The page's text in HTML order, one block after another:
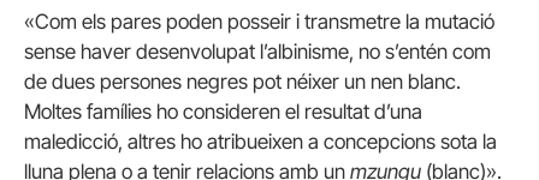
«Com els pares poden posseir i transmetre la mutació
sense haver desenvolupat l’albinisme, no s’entén com
de dues persones negres pot néixer un nen blanc.
Moltes famílies ho consideren el resultat d’una
maledicció, altres ho atribueixen a concepcions sota la
lluna plena o a tenir relacions amb un mzungu (blanc)».